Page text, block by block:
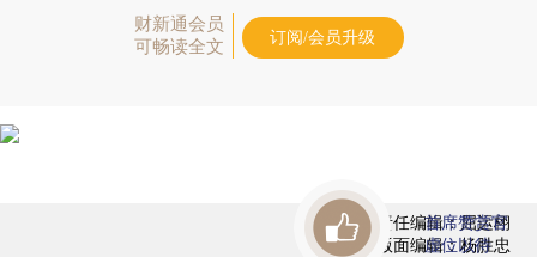
财新通会员
可畅读全文
订阅/会员升级
责任编辑：屈运栩
版面编辑：杨胜忠
首席赞赏官
虚位以待